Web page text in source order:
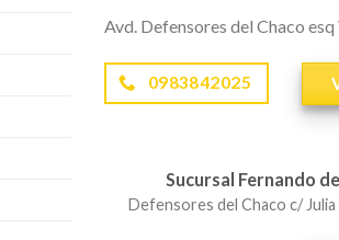
Avd. Defensores del Chaco
0983842025
Sucursal Fernando
Defensores del Chaco c/